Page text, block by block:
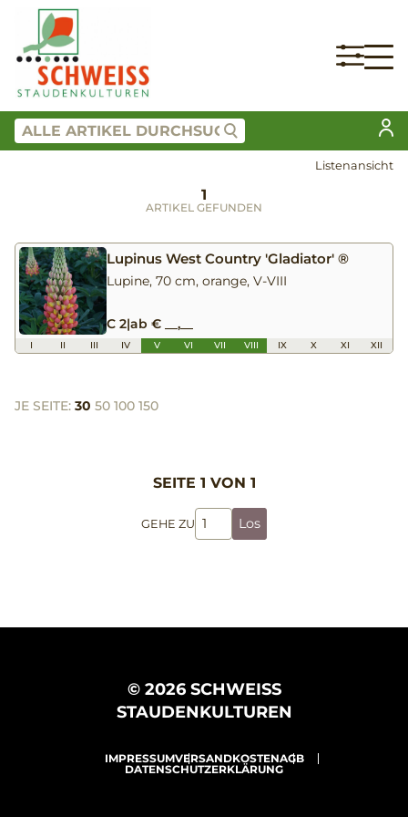
Listenansicht
1
ARTIKEL GEFUNDEN
Lupinus West Country 'Gladiator' ®
Lupine, 70 cm, orange, V-VIII
C 2|ab € __,__
I II III IV V VI VII VIII IX X XI XII
JE SEITE: 30 50 100 150
SEITE 1 VON 1
GEHE ZU Los
© 2026 SCHWEISS
STAUDENKULTUREN
IMPRESSUMVERSANDKOSTENAGB
DATENSCHUTZERKLÄRUNG